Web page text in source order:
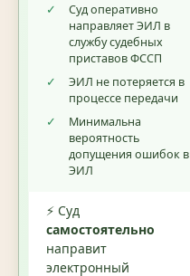
✓
Суд оперативно
направляет ЭИЛ в
службу судебных
приставов ФССП
✓
ЭИЛ не потеряется в
процессе передачи
✓
Минимальна
вероятность
допущения ошибок в
ЭИЛ
⚡ Суд
самостоятельно
направит
электронный